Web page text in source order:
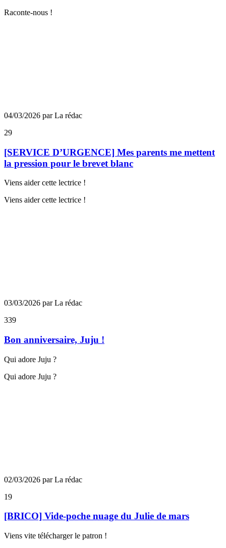
Raconte-nous !
04/03/2026 par La rédac
29
[SERVICE D’URGENCE] Mes parents me mettent
la pression pour le brevet blanc
Viens aider cette lectrice !
Viens aider cette lectrice !
03/03/2026 par La rédac
339
Bon anniversaire, Juju !
Qui adore Juju ?
Qui adore Juju ?
02/03/2026 par La rédac
19
[BRICO] Vide-poche nuage du Julie de mars
Viens vite télécharger le patron !